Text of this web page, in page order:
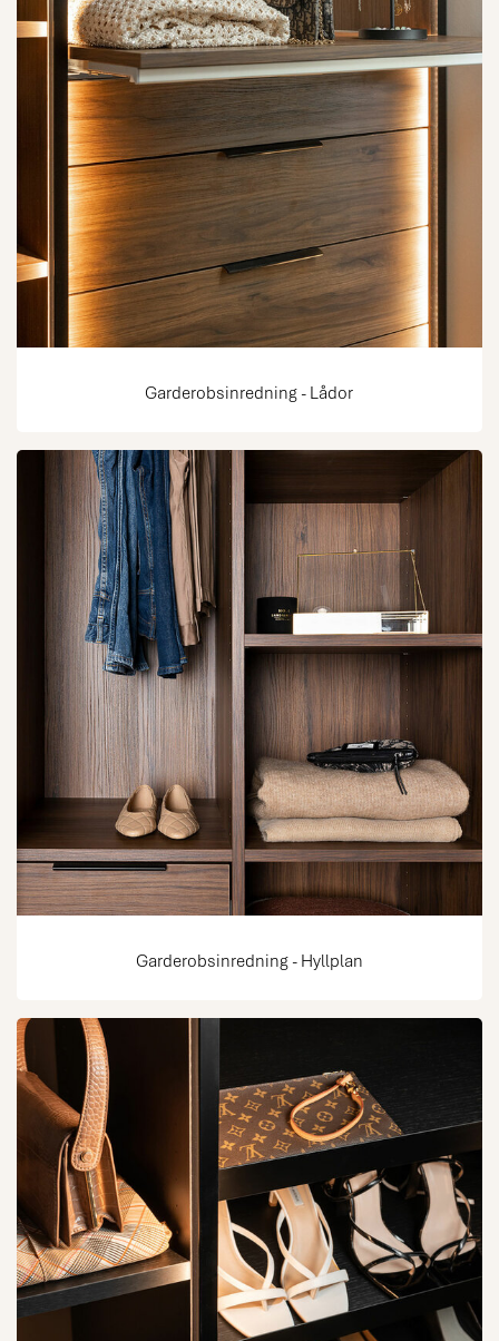
Garderobsinredning - Lådor
Garderobsinredning - Hyllplan